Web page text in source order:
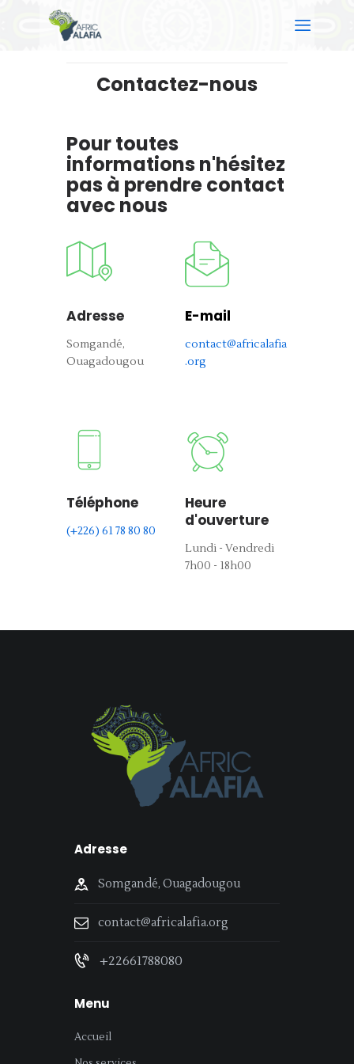
A PROPOS
NOS SERVICES
CONTACT
Contactez-nous
Pourtoutes
informations n'hésitez
pas à prendrecontact
avec nous
Adresse
Somgandé,
Ouagadougou
E-mail
contact@africalafia
.org
Téléphone
(+226) 61 78 80 80
Heure
d'ouverture
Lundi - Vendredi
7h00 - 18h00
Adresse
Somgandé, Ouagadougou
contact@africalafia.org
+22661788080
Menu
Accueil